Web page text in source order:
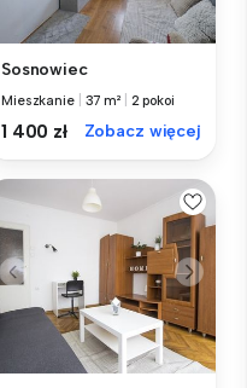
Sosnowiec
Mieszkanie 37 m² 2 pokoi
1 400 zł Zobacz więcej